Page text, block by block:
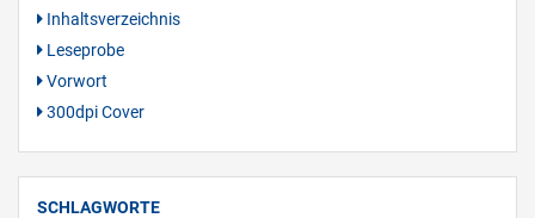
Inhaltsverzeichnis
Leseprobe
Vorwort
300dpi Cover
SCHLAGWORTE